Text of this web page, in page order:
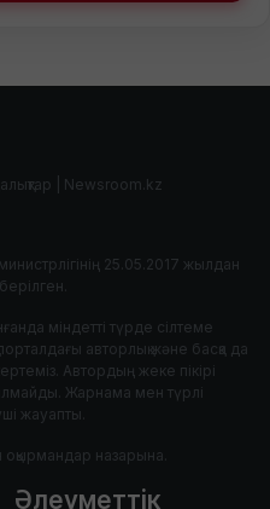
| Newsroom.kz
25.05.2017 жылдан
міндетті түрде сілтеме
авторлық және басқа да
Автордың жеке пікірі
Жарнама мен түрлі
жауапты.
оқырмандар назарына.
Әлеуметтік